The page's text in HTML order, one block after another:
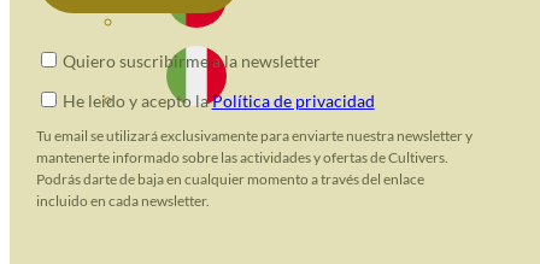
Quiero suscribirme a la newsletter
He leido y acepto laPolítica de privacidad
Tu email se utilizará exclusivamente para enviarte nuestra newsletter y
mantenerte informado sobre las actividades y ofertas de Cultivers.
Podrás darte de baja en cualquier momento a través del enlace
incluido en cada newsletter.